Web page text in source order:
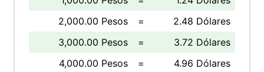
2,000.00 Pesos
=
2.48 Dólares
3,000.00 Pesos
=
3.72 Dólares
4,000.00 Pesos
=
4.96 Dólares